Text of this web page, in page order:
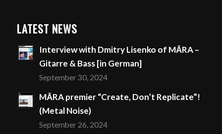
LATEST NEWS
Interview with Dmitry Lisenko of MĀRA –
Gitarre & Bass [in German]
September 30, 2024
MĀRA premier “Create, Don’t Replicate”!
(Metal Noise)
September 26, 2024